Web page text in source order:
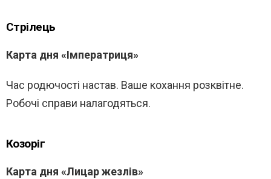
Стрілець
Карта дня «Імператриця»
Час родючості настав. Ваше кохання розквітне.
Робочі справи налагодяться.
Козоріг
Карта дня «Лицар жезлів»